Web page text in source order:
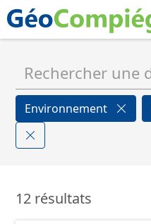
Environnement
12 résultats